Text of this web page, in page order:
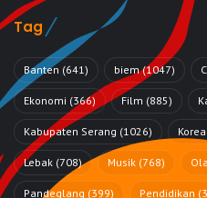
Tag
Banten (641) biem(1047)
Ekonomi (366) Film (885)
Kabupaten Serang (1026) Korea
Lebak (708) Musik (768)
Pandeglang (399) Pendidikan